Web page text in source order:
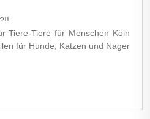
Tiere-Tiere für Menschen Köln
für Hunde, Katzen und Nager